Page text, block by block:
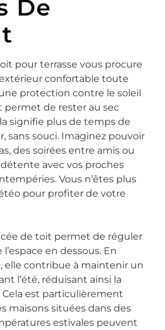
De
pour terrasse vous procure
confortable toute
une protection contre le soleil
permet de rester au sec
signifie plus de temps de
sans souci. Imaginez pouvoir
des soirées entre amis ou
avec vos proches
Vous n’êtes plus
pour profiter de votre
de toit permet de réguler
en dessous. En
elle contribue à maintenir un
l’été, réduisant ainsi la
est particulièrement
maisons situées dans des
estivales peuvent